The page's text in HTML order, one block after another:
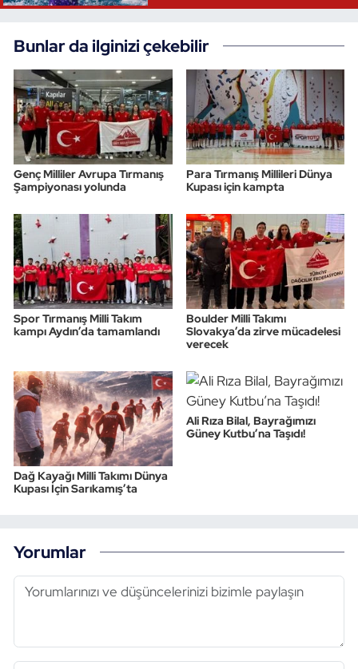
Bunlar da ilginizi çekebilir
Genç Milliler Avrupa Tırmanış
Şampiyonası yolunda
Para Tırmanış Millileri Dünya
Kupası için kampta
Spor Tırmanış Milli Takım
kampı Aydın’da tamamlandı
Boulder Milli Takımı
Slovakya’da zirve mücadelesi
verecek
Dağ Kayağı Milli Takımı Dünya
Kupası İçin Sarıkamış’ta
Ali Rıza Bilal, Bayrağımızı
Güney Kutbu’na Taşıdı!
Yorumlar